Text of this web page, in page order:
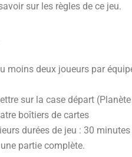
sur les règles de ce jeu.
moins deux joueurs par
sur la case départ
boîtiers de cartes
durées de jeu : 30
partie complète.